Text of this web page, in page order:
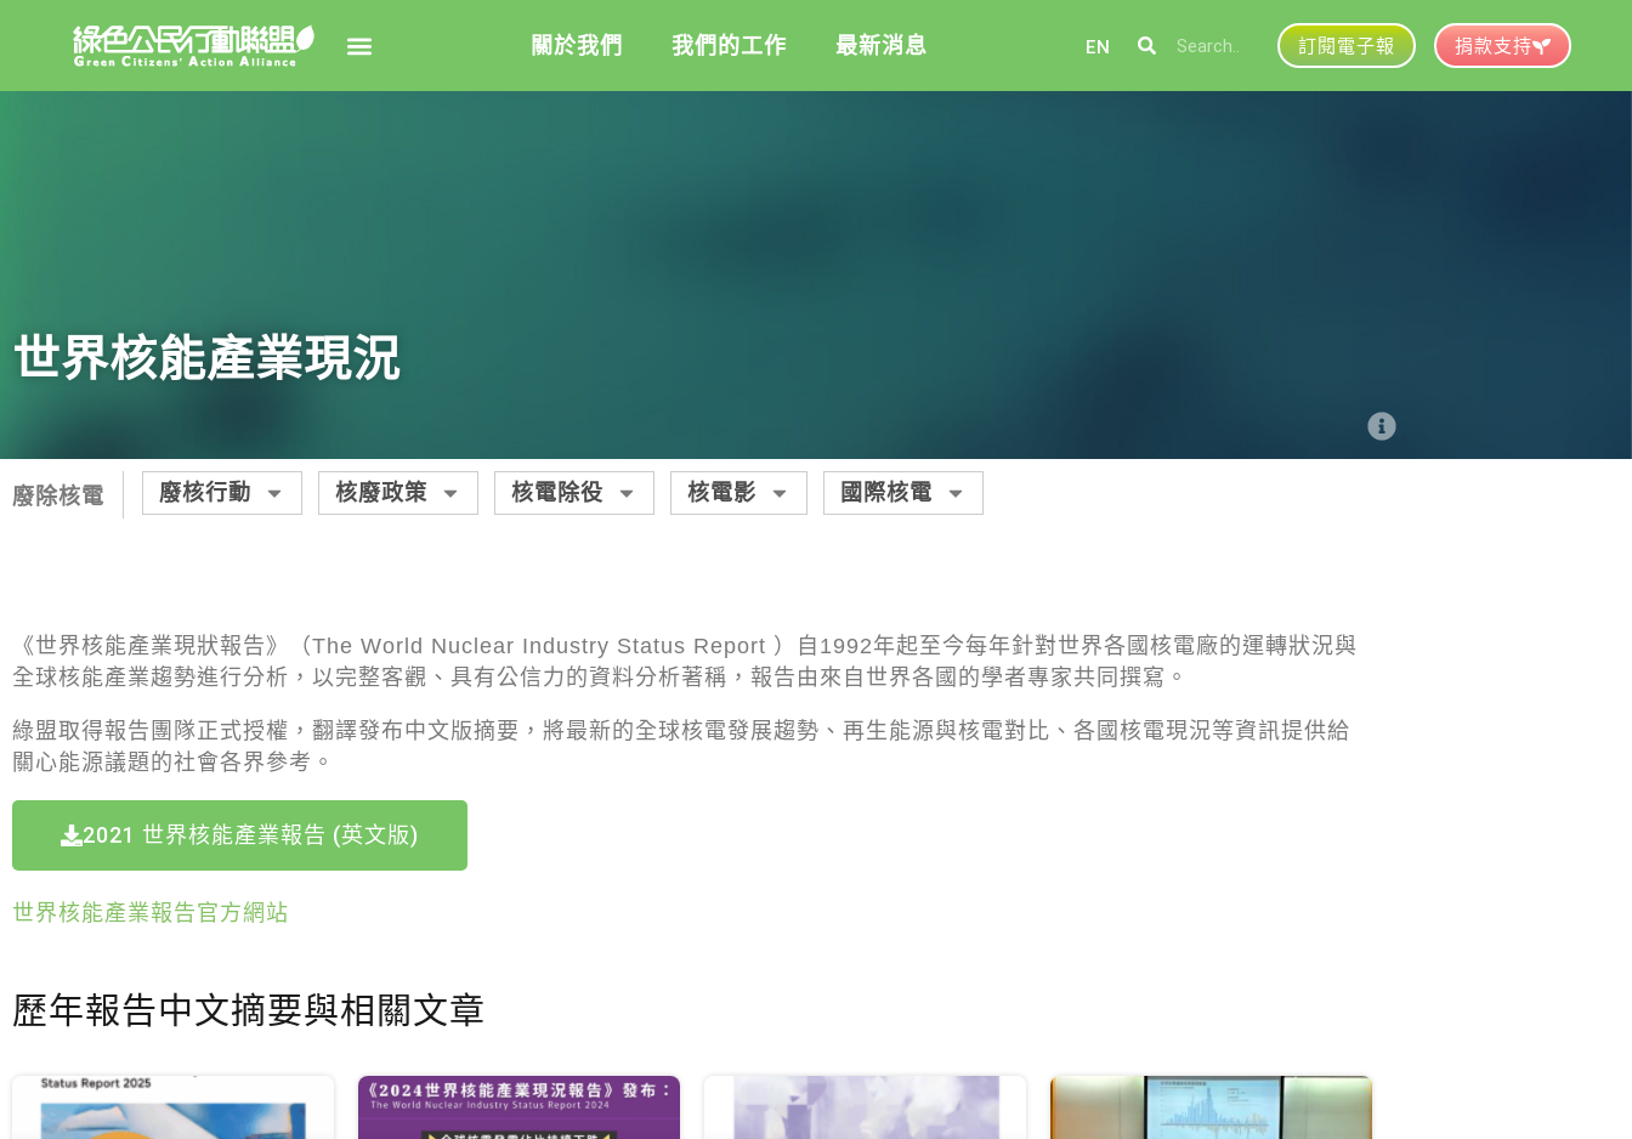
年度報告與財報 加入志工
關於我們 我們的工作 最新消息 EN 訂閱電子報 捐款支持
世界核能產業現況
廢除核電 廢核行動 核廢政策 核電除役 核電影 國際核電
《世界核能產業現狀報告》（The World Nuclear Industry Status Report ）自1992年起至今每年針對世界各國核電廠的運轉狀況與
全球核能產業趨勢進行分析，以完整客觀、具有公信力的資料分析著稱，報告由來自世界各國的學者專家共同撰寫。
綠盟取得報告團隊正式授權，翻譯發布中文版摘要，將最新的全球核電發展趨勢、再生能源與核電對比、各國核電現況等資訊提供給
關心能源議題的社會各界參考。
2021 世界核能產業報告 (英文版)
世界核能產業報告官方網站
歷年報告中文摘要與相關文章